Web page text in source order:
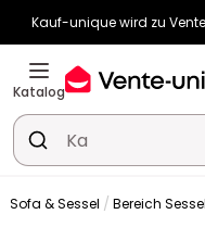
Kauf-unique wird zu
-10% ab €450 mit
Noch:
Katalog
Sofa & Sessel Bereich Sessel